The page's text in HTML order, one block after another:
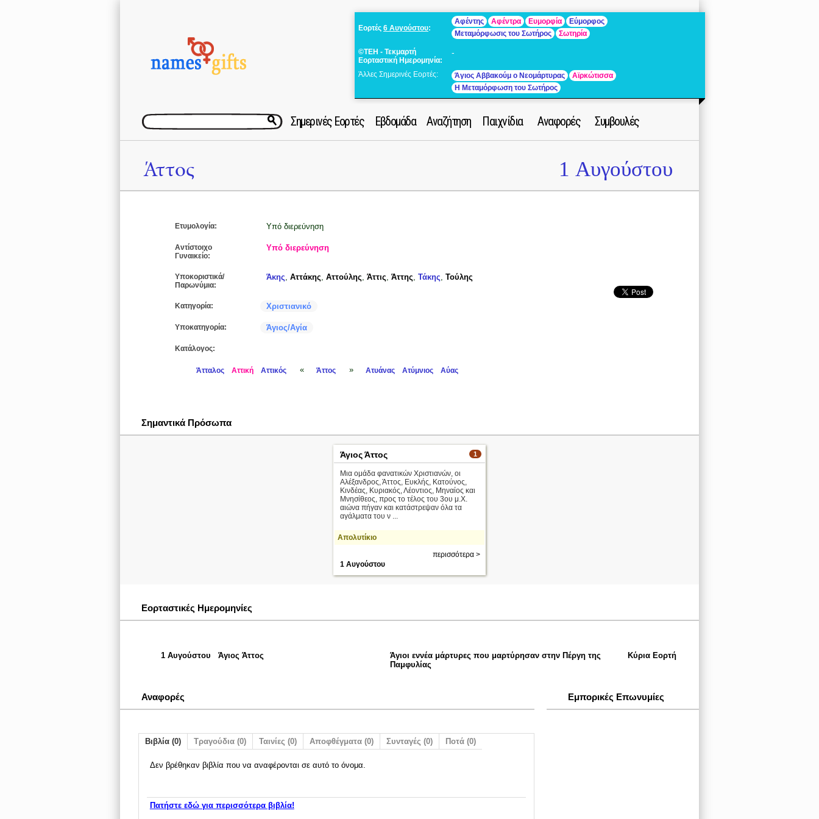
Εορτές 6 Αυγούστου:
Αφέντης Αφέντρα Ευμορφία
Εύμορφος
Μεταμόρφωσις του Σωτήρος
Σωτηρία
©ΤΕΗ - Τεκμαρτή
Εορταστική Ημερομηνία:
-
Άλλες Σημερινές Εορτές: Άγιος Αββακούμ ο Νεομάρτυρας
Αϊρκώτισσα
Η Μεταμόρφωση του Σωτήρος
Σημερινές Εορτές Εβδομάδα Αναζήτηση Παιχνίδια Αναφορές Συμβουλές
Άττος 1 Αυγούστου
Ετυμολογία: Υπό διερεύνηση
Αντίστοιχο
Γυναικείο:
Υπό διερεύνηση
Υποκοριστικά/
Παρωνύμια:
Άκης, Αττάκης, Αττούλης, Άττις, Άττης, Τάκης, Τούλης
Κατηγορία: Χριστιανικό
Υποκατηγορία: Άγιος/Αγία
Κατάλογος:
Άτταλος Αττική Αττικός « Άττος » Ατυάνας Ατύμνιος Αύας
Σημαντικά Πρόσωπα
1
Άγιος Άττος
Μια ομάδα φανατικών Χριστιανών, οι
Αλέξανδρος, Άττος, Ευκλής, Κατούνος,
Κινδέας, Κυριακός, Λέοντιος, Μηναίος και
Μνησίθεος, προς το τέλος του 3ου μ.Χ.
αιώνα πήγαν και κατάστρεψαν όλα τα
αγάλματα του ν ...
Απολυτίκιο
περισσότερα >
1 Αυγούστου
Εορταστικές Ημερομηνίες
1 Αυγούστου Άγιος Άττος
Άγιοι εννέα μάρτυρες που μαρτύρησαν στην Πέργη της
Παμφυλίας
Κύρια Εορτή
Εμπορικές Επωνυμίες
Αναφορές
Βιβλία (0) Τραγούδια (0) Ταινίες (0) Αποφθέγματα (0) Συνταγές (0) Ποτά (0)
Δεν βρέθηκαν βιβλία που να αναφέρονται σε αυτό το όνομα.
Πατήστε εδώ για περισσότερα βιβλία!